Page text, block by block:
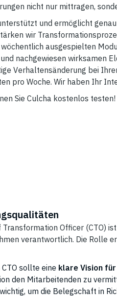
nicht nur mittragen,
und ermöglicht
wir
wöchentlich ausgespielten
nachgewiesen wirksamen
Verhaltensänderung bei
pro Woche. Wir haben Ihr
Sie Culcha kostenlos testen!
Transformation Officer (CTO)
verantwortlich. Die Rolle
CTO sollte eine klare Vision
den Mitarbeitenden zu
um die Belegschaft in